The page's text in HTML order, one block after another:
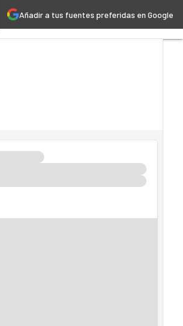
Añadir a tus fuentes preferidas en Google